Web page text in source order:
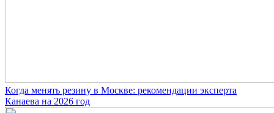
Когда менять резину в Москве: рекомендации эксперта
Канаева на 2026 год